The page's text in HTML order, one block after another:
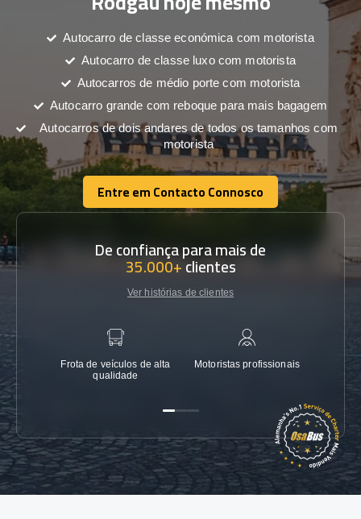
Autocarro de classe económica com motorista
Autocarro de classe luxo com motorista
Autocarros de médio porte com motorista
Autocarro grande com reboque para mais bagagem
Autocarros de dois andares de todos os tamanhos com
motorista
Entre em Contacto Connosco
Entre em Contacto Connosco
De confiança para mais de
35.000+clientes
Ver histórias de clientes
Frota de veículos de alta
qualidade
Motoristas profissionais